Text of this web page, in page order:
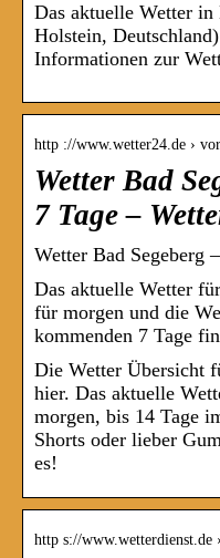
Das aktuelle Wetter in
Holstein,
Informationen zur
http ://www.wetter24.de ›
Wetter Bad
7 Tage –
Wetter Bad Segeberg
Das aktuelle Wetter
für morgen und die
kommenden 7 Tage
Die Wetter Übersicht
hier. Das aktuelle
morgen, bis 14 Tage
Shorts oder lieber
es!
http s://www.wetterdienst.de